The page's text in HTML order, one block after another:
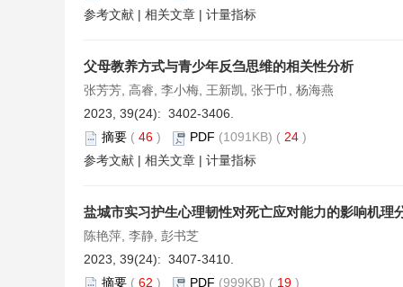
参考文献 | 相关文章 | 计量指标
父母教养方式与青少年反刍思维的相关性分析
张芳芳, 高睿, 李小梅, 王新凯, 张于巾, 杨海燕
2023, 39(24): 3402-3406.
摘要 ( 46 ) PDF (1091KB) ( 24 )
参考文献 | 相关文章 | 计量指标
盐城市实习护生心理韧性对死亡应对能力的影响机理
陈艳萍, 李静, 彭书芝
2023, 39(24): 3407-3410.
摘要 ( 62 ) PDF (999KB) ( 19 )